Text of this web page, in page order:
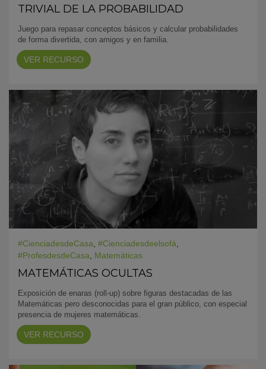
TRIVIAL DE LA PROBABILIDAD
Juego para repasar conceptos básicos y calcular probabilidades
de forma divertida, con amigos y en familia.
VER RECURSO
#CienciadesdeCasa, #Cienciadesdeelsofá,
#ProfesdesdeCasa, Matemáticas
MATEMÁTICAS OCULTAS
Exposición de enaras (roll-up) sobre figuras destacadas de las
Matemáticas pero desconocidas para el gran público, con especial
presencia de mujeres matemáticas.
VER RECURSO